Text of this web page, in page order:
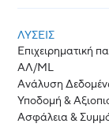
ΛΎΣΕΙΣ
Επιχειρηματική
ΑΛ/ML
Ανάλυση
Υποδομή &
Ασφάλεια &